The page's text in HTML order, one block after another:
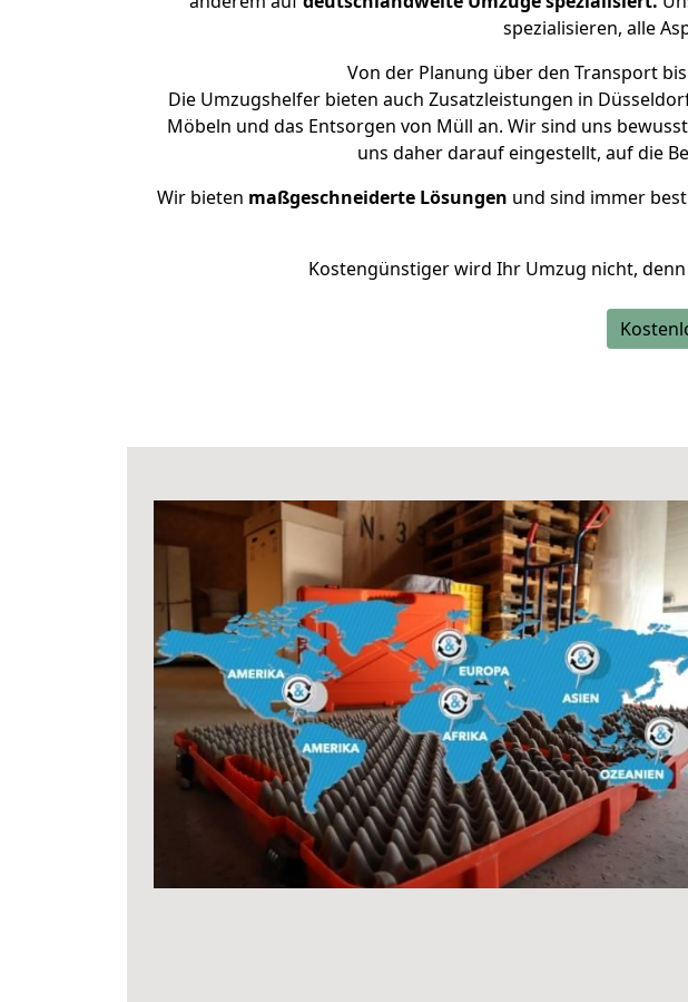
spezialisieren, alle
Von der Planung über den Transport
Die Umzugshelfer bieten auch Zusatzleistungen in
Möbeln und das Entsorgen von Müll an. Wir sind uns
uns daher darauf eingestellt, auf die
Wir bieten maßgeschneiderte Lösungen und sind immer
Kostengünstiger wird Ihr Umzug nicht,